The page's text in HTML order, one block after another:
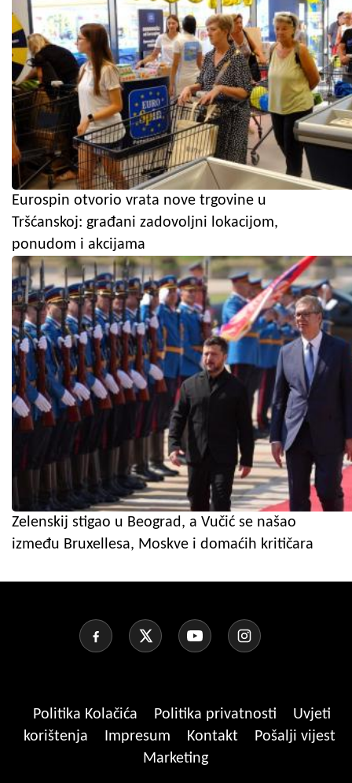
Eurospin otvorio vrata nove trgovine u
Tršćanskoj: građani zadovoljni lokacijom,
ponudom i akcijama
Zelenskij stigao u Beograd, a Vučić se našao
između Bruxellesa, Moskve i domaćih kritičara
Politika Kolačića Politika privatnosti
Uvjeti
korištenja
Impresum Kontakt
Pošalji vijest
Marketing